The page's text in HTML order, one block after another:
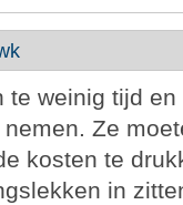
weinig tijd
Ze
kosten te
in